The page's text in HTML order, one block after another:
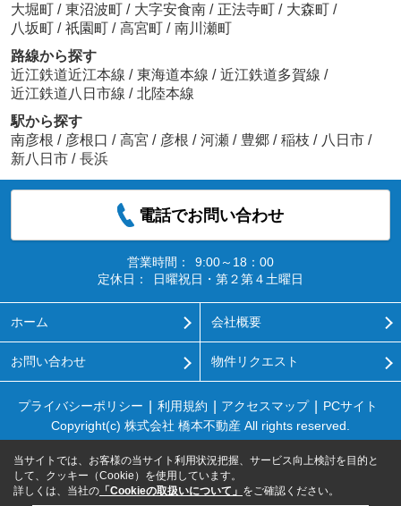
大堀町 / 東沼波町 / 大字安食南 / 正法寺町 / 大森町 /
八坂町 / 祇園町 / 高宮町 / 南川瀬町
路線から探す
近江鉄道近江本線 / 東海道本線 / 近江鉄道多賀線 /
近江鉄道八日市線 / 北陸本線
駅から探す
南彦根 / 彦根口 / 高宮 / 彦根 / 河瀬 / 豊郷 / 稲枝 / 八日市 /
新八日市 / 長浜
電話でお問い合わせ
営業時間：
9:00～18：00
定休日：
日曜祝日・第２第４土曜日
ホーム 会社概要
お問い合わせ 物件リクエスト
プライバシーポリシー 利用規約 アクセスマップ
PCサイト
Copyright(c) 株式会社 橋本不動産 All rights reserved.
当サイトでは、お客様の当サイト利用状況把握、サービス向上検討を目的と
して、クッキー（Cookie）を使用しています。
詳しくは、当社の 「Cookieの取扱いについて」 をご確認ください。